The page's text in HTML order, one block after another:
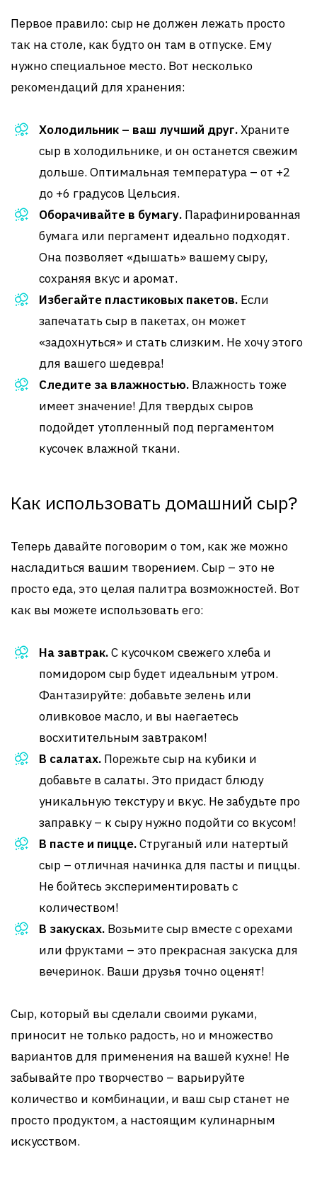
Первое правило: сыр не должен лежать просто
так на столе, как будто он там в отпуске. Ему
нужно специальное место. Вот несколько
рекомендаций для хранения:
Холодильник – ваш лучший друг.Храните
сыр в холодильнике, и он останется свежим
дольше. Оптимальная температура – от +2
до +6 градусов Цельсия.
Оборачивайте в бумагу. Парафинированная
бумага или пергамент идеально подходят.
Она позволяет «дышать» вашему сыру,
сохраняя вкус и аромат.
Избегайте пластиковых пакетов. Если
запечатать сыр в пакетах, он может
«задохнуться» и стать слизким. Не хочу этого
для вашего шедевра!
Следите за влажностью. Влажность тоже
имеет значение! Для твердых сыров
подойдет утопленный под пергаментом
кусочек влажной ткани.
Как использовать домашний сыр?
Теперь давайте поговорим о том, как же можно
насладиться вашим творением. Сыр – это не
просто еда, это целая палитра возможностей. Вот
как вы можете использовать его:
На завтрак.С кусочком свежего хлеба и
помидором сыр будет идеальным утром.
Фантазируйте: добавьте зелень или
оливковое масло, и вы наегаетесь
восхитительным завтраком!
В салатах. Порежьте сыр на кубики и
добавьте в салаты. Это придаст блюду
уникальную текстуру и вкус. Не забудьте про
заправку – к сыру нужно подойти со вкусом!
В пасте и пицце.Струганый или натертый
сыр – отличная начинка для пасты и пиццы.
Не бойтесь экспериментировать с
количеством!
В закусках. Возьмите сыр вместе с орехами
или фруктами – это прекрасная закуска для
вечеринок. Ваши друзья точно оценят!
Сыр, который вы сделали своими руками,
приносит не только радость, но и множество
вариантов для применения на вашей кухне! Не
забывайте про творчество – варьируйте
количество и комбинации, и ваш сыр станет не
просто продуктом, а настоящим кулинарным
искусством.